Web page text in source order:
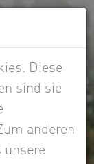
Diese
sind sie
anderen
unsere